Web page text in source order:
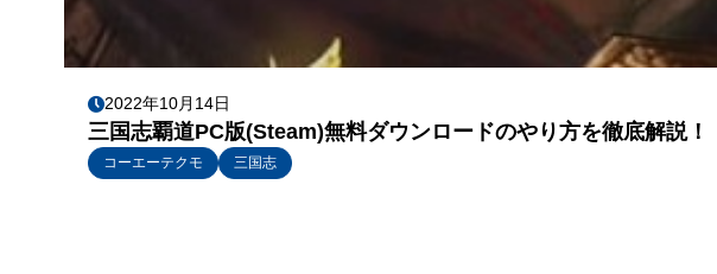
2022年10月14日
三国志覇道PC版(Steam)無料ダウンロードのやり方を徹底解説！
コーエーテクモ
三国志